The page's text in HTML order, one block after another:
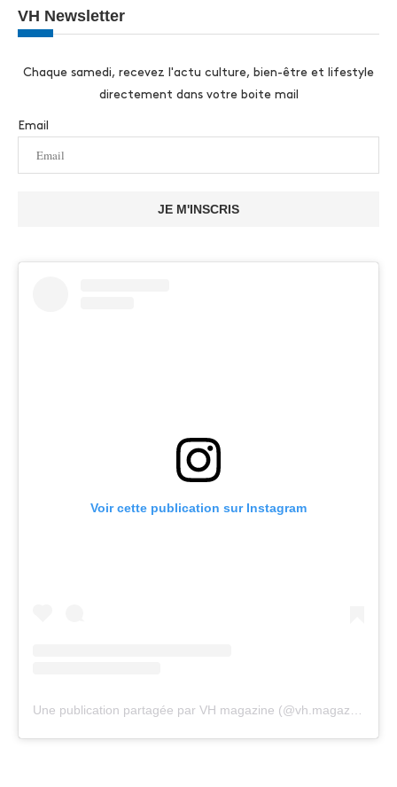
VH Newsletter
Chaque samedi, recevez l'actu culture, bien-être et lifestyle
directement dans votre boite mail
Email
JE M'INSCRIS
Voir cette publication sur Instagram